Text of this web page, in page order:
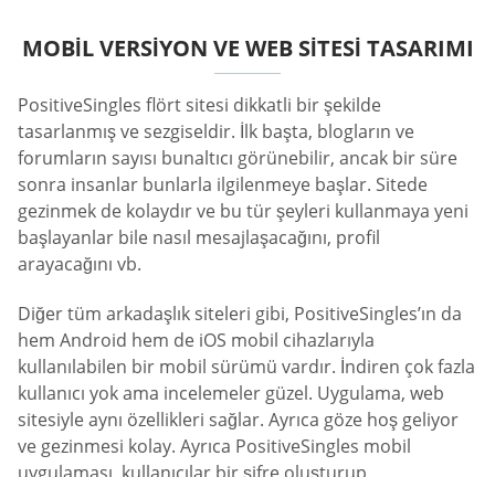
MOBIL VERSIYON VE WEB SITESI TASARIMI
PositiveSingles flört sitesi dikkatli bir şekilde
tasarlanmış ve sezgiseldir. İlk başta, blogların ve
forumların sayısı bunaltıcı görünebilir, ancak bir süre
sonra insanlar bunlarla ilgilenmeye başlar. Sitede
gezinmek de kolaydır ve bu tür şeyleri kullanmaya yeni
başlayanlar bile nasıl mesajlaşacağını, profil
arayacağını vb.
Diğer tüm arkadaşlık siteleri gibi, PositiveSingles’ın da
hem Android hem de iOS mobil cihazlarıyla
kullanılabilen bir mobil sürümü vardır. İndiren çok fazla
kullanıcı yok ama incelemeler güzel. Uygulama, web
sitesiyle aynı özellikleri sağlar. Ayrıca göze hoş geliyor
ve gezinmesi kolay. Ayrıca PositiveSingles mobil